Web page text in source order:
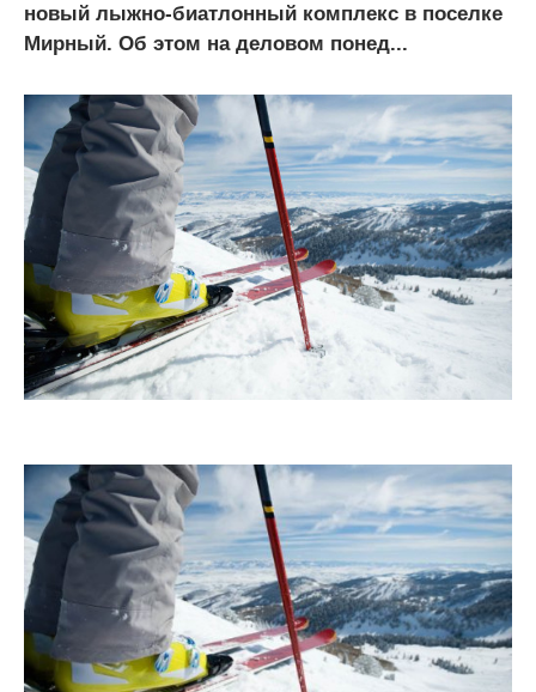
новый лыжно-биатлонный комплекс в поселке
Мирный. Об этом на деловом понед...